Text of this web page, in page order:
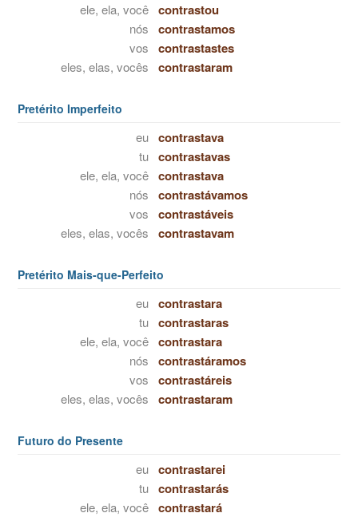
ele, ela, você contrastou
nós contrastamos
vos contrastastes
eles, elas, vocês contrastaram
Pretérito Imperfeito
eu contrastava
tu contrastavas
ele, ela, você contrastava
nós contrastávamos
vos contrastáveis
eles, elas, vocês contrastavam
Pretérito Mais-que-Perfeito
eu contrastara
tu contrastaras
ele, ela, você contrastara
nós contrastáramos
vos contrastáreis
eles, elas, vocês contrastaram
Futuro do Presente
eu contrastarei
tu contrastarás
ele, ela, você contrastará